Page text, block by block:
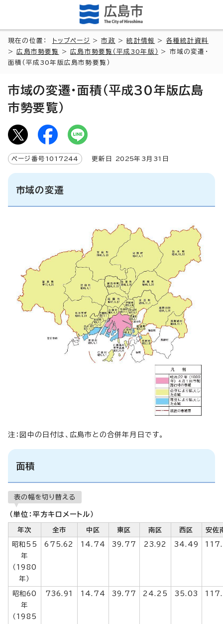
現在の位置： トップページ >市政 >統計情報 > 各種統計資料
>広島市勢要覧 >広島市勢要覧（平成30年版）
> 市域の変遷・
面積（平成30年版広島市勢要覧）
市域の変遷・面積（平成30年版広島
市勢要覧）
ページ番号 1017244 更新日 2025年3月 31 日
市域の変遷
注：図中の日付は、広島市との合併年月日です。
面積
表の幅を切り替える
（単位：平方キロメートル）
年次 全市 中区 東区 南区 西区 安佐
昭和55
年
（1980
年）
675.62 14.74 39.77 23.92 34.49
昭和60
年
（1985
736.91 14.74 39.77 24.25 35.03